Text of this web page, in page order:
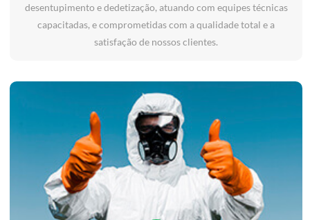
desentupimento e dedetização, atuando com equipes técnicas
capacitadas, e comprometidas com a qualidade total e a
satisfação de nossos clientes.